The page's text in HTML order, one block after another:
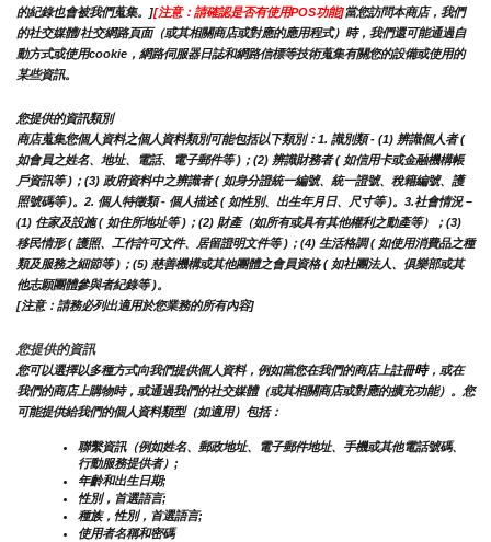
的紀錄也會被我們蒐集。][注意：請確認是否有使用POS功能]當您訪問本商店，我們
的社交媒體/社交網路頁面（或其相關商店或對應的應用程式）時，我們還可能通過自
動方式或使用cookie，網路伺服器日誌和網路信標等技術蒐集有關您的設備或使用的
某些資訊。
您提供的資訊類別
商店蒐集您個人資料之個人資料類別可能包括以下類別：1. 識別類 - (1) 辨識個人者 (
如會員之姓名、地址、電話、電子郵件等 )；(2) 辨識財務者 ( 如信用卡或金融機構帳
戶資訊等 )；(3) 政府資料中之辨識者 ( 如身分證統一編號、統一證號、稅籍編號、護
照號碼等 )。2. 個人特徵類 - 個人描述 ( 如性別、出生年月日、尺寸等 )。3.社會情況 –
(1) 住家及設施 ( 如住所地址等 )；(2) 財產（如所有或具有其他權利之動產等）；(3)
移民情形 ( 護照、工作許可文件、居留證明文件等 )；(4) 生活格調 ( 如使用消費品之種
類及服務之細節等 )；(5) 慈善機構或其他團體之會員資格 ( 如社團法人、俱樂部或其
他志願團體參與者紀錄等 )。
[注意：請務必列出適用於您業務的所有內容]
您提供的資訊
您可以選擇以多種方式向我們提供個人資料，例如當您在我們的商店上註冊時，或在
我們的商店上購物時，或通過我們的社交媒體（或其相關商店或對應的擴充功能）。您
可能提供給我們的個人資料類型（如適用）包括：
聯繫資訊（例如姓名、郵政地址、電子郵件地址、手機或其他電話號碼、
行動服務提供者）;
年齡和出生日期;
性別，首選語言;
種族，性別，首選語言;
使用者名稱和密碼